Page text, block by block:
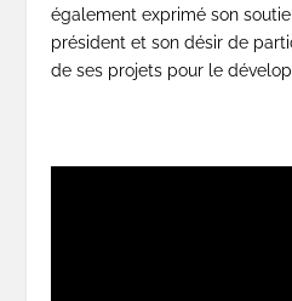
également exprimé son
président et son désir de
de ses projets pour le